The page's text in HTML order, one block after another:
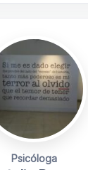
Psicóloga